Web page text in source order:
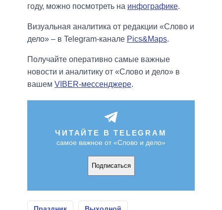
году, можно посмотреть на инфографике.
Визуальная аналитика от редакции «Слово и
дело» – в Telegram-канале Pics&Maps.
Получайте оперативно самые важные
новости и аналитику от «Слово и дело» в
вашем VIBER-мессенджере.
ЧИТАЙТЕ В TELEGRAM
самое важное от «Слово и дело»
Подписаться
Праздник Выходной